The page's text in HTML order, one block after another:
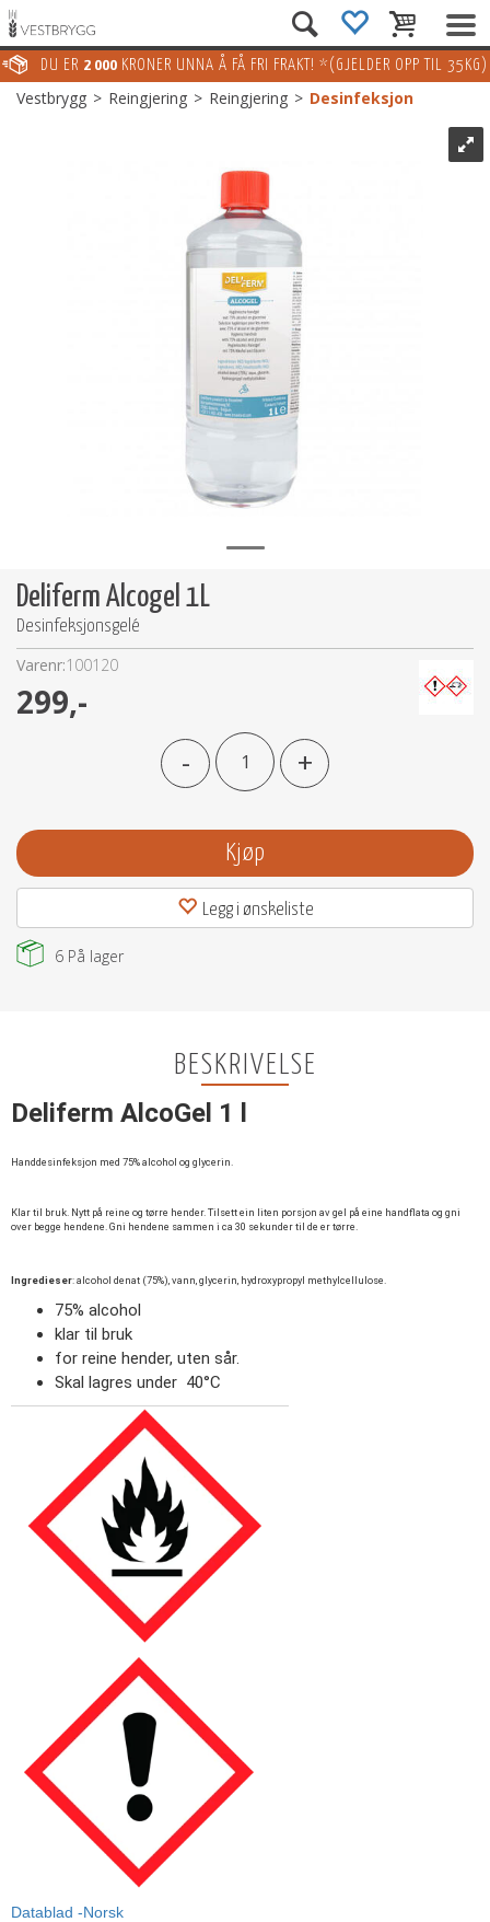
DU ER 2 000 KRONER UNNA Å FÅ FRI FRAKT! *(GJELDER OPP TIL 35KG)
Vestbrygg>Reingjering>Reingjering>Desinfeksjon
Deliferm Alcogel 1L
Desinfeksjonsgelé
Varenr:100120
299,-
- +
Kjøp
Legg i ønskeliste
6 På lager
BESKRIVELSE
Deliferm AlcoGel 1 l
Handdesinfeksjon med 75% alcohol og glycerin.
Klar til bruk. Nytt på reine og tørre hender. Tilsett ein liten porsjon av gel på eine handflata og gni
over begge hendene. Gni hendene sammen i ca 30 sekunder til de er tørre.
Ingredieser: alcohol denat (75%), vann, glycerin, hydroxypropyl methylcellulose.
75% alcohol
klar til bruk
for reine hender, uten sår.
Skal lagres under 40°C
Datablad -Norsk